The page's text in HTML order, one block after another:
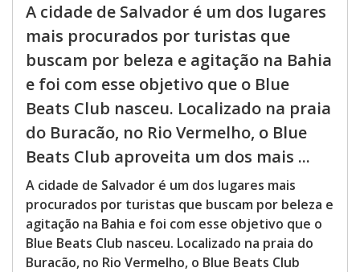
A cidade de Salvador é um dos lugares
mais procurados por turistas que
buscam por beleza e agitação na Bahia
e foi com esse objetivo que o Blue
Beats Club nasceu. Localizado na praia
do Buracão, no Rio Vermelho, o Blue
Beats Club aproveita um dos mais ...
A cidade de Salvador é um dos lugares mais
procurados por turistas que buscam por beleza e
agitação na Bahia e foi com esse objetivo que o
Blue Beats Club nasceu. Localizado na praia do
Buracão, no Rio Vermelho, o Blue Beats Club